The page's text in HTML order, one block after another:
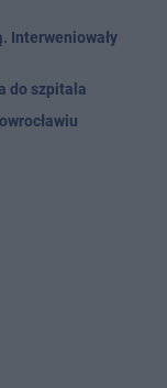
Interweniowały
do szpitala